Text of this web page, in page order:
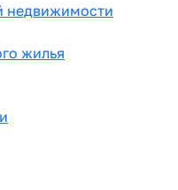
недвижимости
жилья